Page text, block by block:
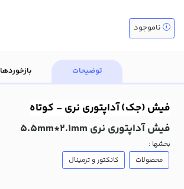
ناموجود
توضیحات بازخوردها
فیش (جک) آداپتوری نری - کوتاه
فیش آداپتوری نری 5.5mm*2.1mm
بخشها :
محصولات
کانکتور و ترمینال